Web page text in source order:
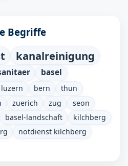
Begriffe
kanalreinigung
basel
luzern bern
thun
zuerich zug
seon
basel-landschaft
kilchberg
notdienst kilchberg